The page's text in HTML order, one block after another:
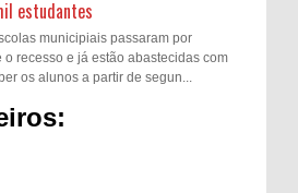
estudantes
municipiais passaram por
recesso e já estão abastecidas com
os alunos a partir de segun...